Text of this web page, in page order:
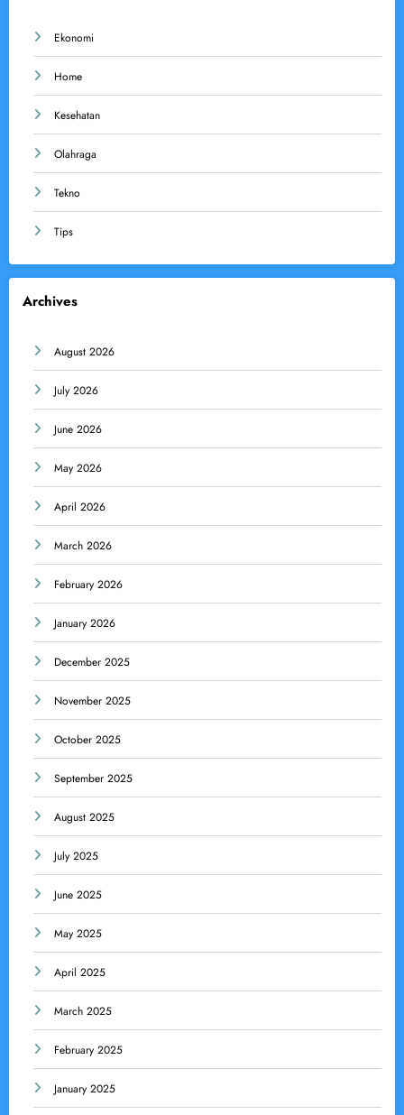
Ekonomi
Home
Kesehatan
Olahraga
Tekno
Tips
Archives
August 2026
July 2026
June 2026
May 2026
April 2026
March 2026
February 2026
January 2026
December 2025
November 2025
October 2025
September 2025
August 2025
July 2025
June 2025
May 2025
April 2025
March 2025
February 2025
January 2025